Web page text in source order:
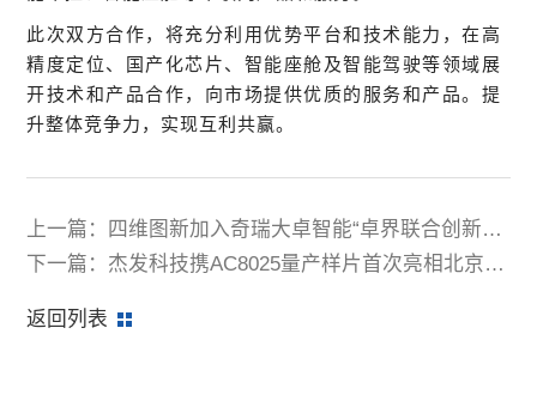
此次双方合作，将充分利用优势平台和技术能力，在高
精度定位、国产化芯片、智能座舱及智能驾驶等领域展
开技术和产品合作，向市场提供优质的服务和产品。提
升整体竞争力，实现互利共赢。
上一篇：四维图新加入奇瑞大卓智能“卓界联合创新中
心” 智驾领域合作加深
下一篇：杰发科技携AC8025量产样片首次亮相北京车
返回列表